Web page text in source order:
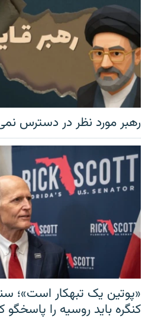
رهبر مورد نظر در دسترس
«پوتین یک تبهکار است»؛
کنگره باید روسیه را پاسخگو